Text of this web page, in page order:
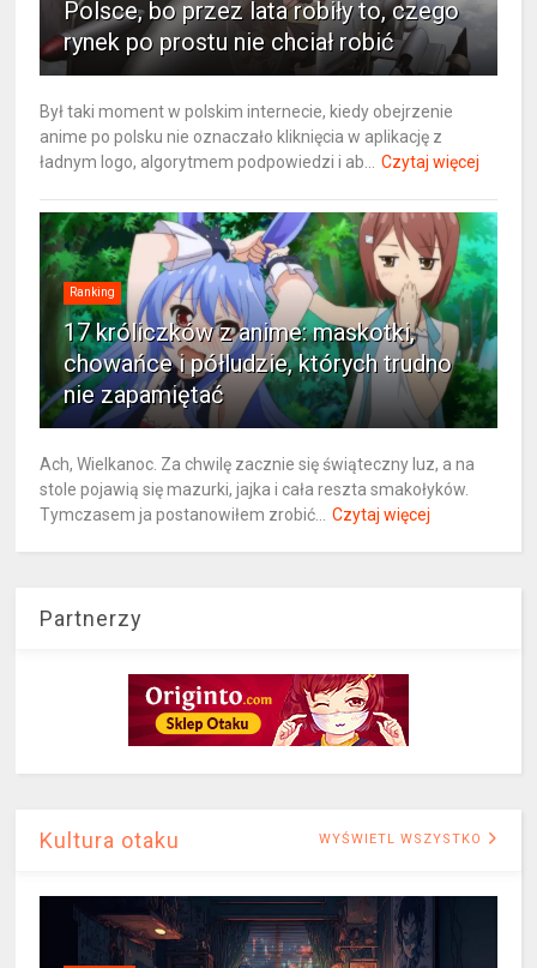
Polsce, bo przez lata robiły to, czego
rynek po prostu nie chciał robić
Był taki moment w polskim internecie, kiedy obejrzenie
anime po polsku nie oznaczało kliknięcia w aplikację z
ładnym logo, algorytmem podpowiedzi i ab... Czytaj więcej
Ranking
17 króliczków z anime: maskotki,
chowańce i półludzie, których trudno
nie zapamiętać
Ach, Wielkanoc. Za chwilę zacznie się świąteczny luz, a na
stole pojawią się mazurki, jajka i cała reszta smakołyków.
Tymczasem ja postanowiłem zrobić... Czytaj więcej
Partnerzy
Kultura otaku WYŚWIETL WSZYSTKO